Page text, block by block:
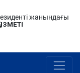
жанындағы